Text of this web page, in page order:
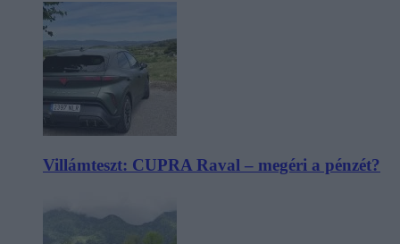
Villámteszt: CUPRA Raval – megéri a pénzét?